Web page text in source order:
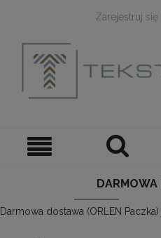
Zarejestruj się
Darmowa dostawa (ORLEN